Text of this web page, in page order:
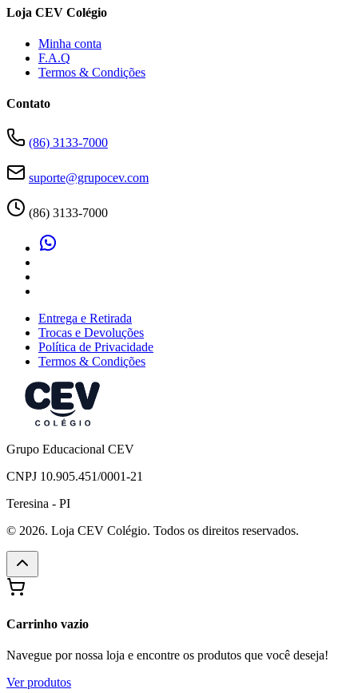
Loja CEV Colégio
Minha conta
F.A.Q
Termos & Condições
Contato
(86) 3133-7000
suporte@grupocev.com
(86) 3133-7000
Entrega e Retirada
Trocas e Devoluções
Política de Privacidade
Termos & Condições
Grupo Educacional CEV
CNPJ 10.905.451/0001-21
Teresina - PI
© 2026. Loja CEV Colégio. Todos os direitos reservados.
Carrinho vazio
Navegue por nossa loja e encontre os produtos que você deseja!
Ver produtos